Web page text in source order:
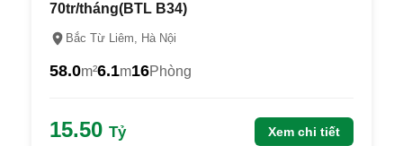
70tr/tháng(BTL B34)
Bắc Từ Liêm, Hà Nội
58.0m²6.1m16Phòng
15.50 Tỷ Xem chi tiết